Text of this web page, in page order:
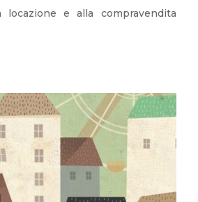
locazione e alla compravendita